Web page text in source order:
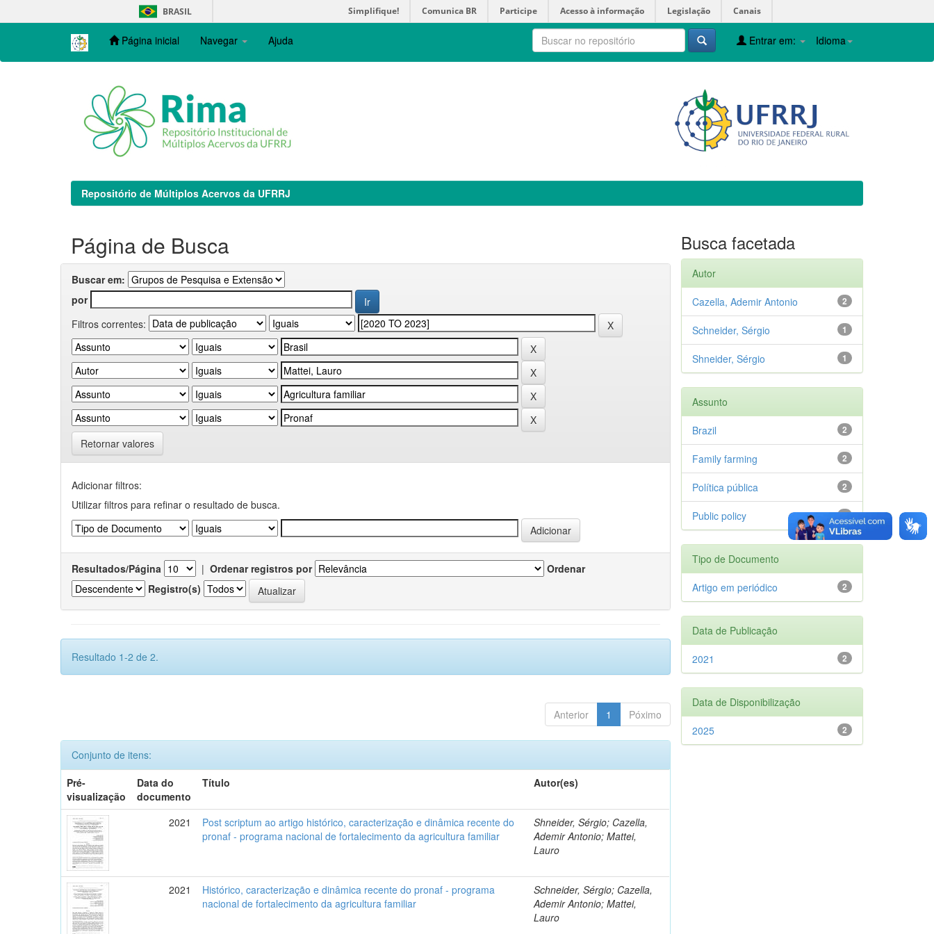
navigation
BRASIL Simplifique! Comunica BR Participe Acesso à informação Legislação Canais
Página inicial Navegar Ajuda Idioma
Entrar em:
Repositório de Múltiplos Acervos da UFRRJ
Página de Busca
Buscar em:
por
Filtros correntes:
Retornar valores
Adicionar filtros:
Utilizar filtros para refinar o resultado de busca.
Resultados/Página | Ordenar registros por
Ordenar
Registro(s)
Resultado 1-2 de 2.
Anterior 1 Póximo
Conjunto de itens:
Pré-
visualização
Data do
documento
Título Autor(es)
2021
Post scriptum ao artigo histórico, caracterização e dinâmica recente do
pronaf - programa nacional de fortalecimento da agricultura familiar
Shneider, Sérgio; Cazella,
Ademir Antonio; Mattei,
Lauro
2021
Histórico, caracterização e dinâmica recente do pronaf - programa
nacional de fortalecimento da agricultura familiar
Schneider, Sérgio; Cazella,
Ademir Antonio; Mattei,
Lauro
Busca facetada
Autor
2
Cazella, Ademir Antonio
1
Schneider, Sérgio
1
Shneider, Sérgio
Assunto
2
Brazil
2
Family farming
2
Política pública
2
Public policy
Tipo de Documento
2
Artigo em periódico
Data de Publicação
2
2021
Data de Disponibilização
2
2025